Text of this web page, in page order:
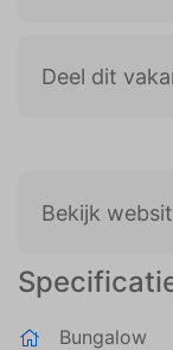
Bungalow
Deel dit
Bekijk